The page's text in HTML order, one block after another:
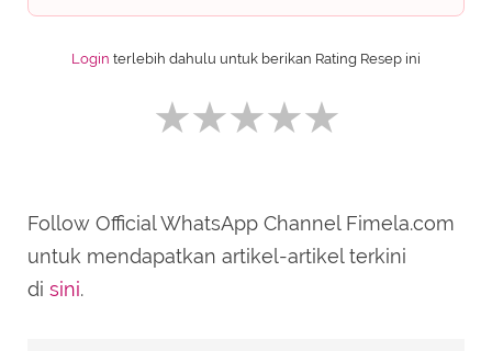
Login terlebih dahulu untuk berikan Rating Resep ini
SUBMIT REVIEW
Follow Official WhatsApp Channel Fimela.com
untuk mendapatkan artikel-artikel terkini
di sini.